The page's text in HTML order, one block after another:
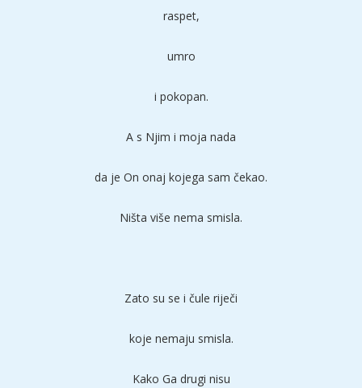
raspet,
umro
i pokopan.
A s Njim i moja nada
da je On onaj kojega sam čekao.
Ništa više nema smisla.
Zato su se i čule riječi
koje nemaju smisla.
Kako Ga drugi nisu